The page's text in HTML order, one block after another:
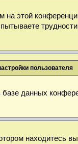
этой
пользователя
данных
находитесь